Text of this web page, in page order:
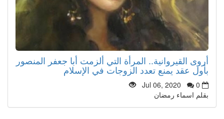
أروى القيروانية.. المرأة التي ألزمت أبا جعفر المنصور
بأول عقد يمنع تعدد الزوجات في الإسلام
Jul 06, 2020
0
بقلم اسماء رمضان